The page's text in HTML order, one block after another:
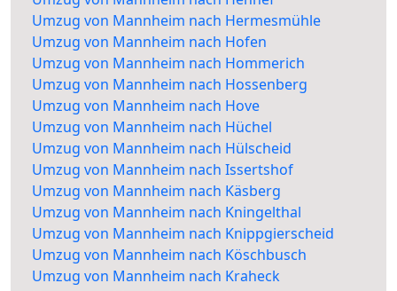
Umzug von Mannheim nach Hermesmühle
Umzug von Mannheim nach Hofen
Umzug von Mannheim nach Hommerich
Umzug von Mannheim nach Hossenberg
Umzug von Mannheim nach Hove
Umzug von Mannheim nach Hüchel
Umzug von Mannheim nach Hülscheid
Umzug von Mannheim nach Issertshof
Umzug von Mannheim nach Käsberg
Umzug von Mannheim nach Kningelthal
Umzug von Mannheim nach Knippgierscheid
Umzug von Mannheim nach Köschbusch
Umzug von Mannheim nach Kraheck